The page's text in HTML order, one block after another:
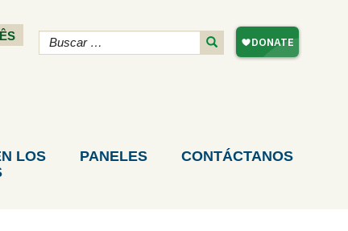
LOS
PANELES CONTÁCTANOS